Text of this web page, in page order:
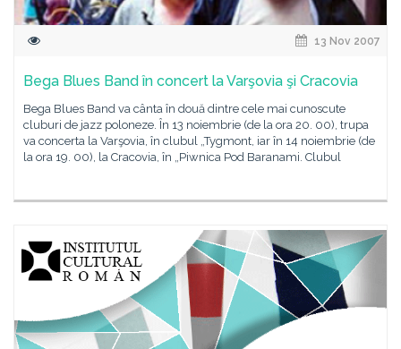
13 Nov 2007
Bega Blues Band în concert la Varşovia şi Cracovia
Bega Blues Band va cânta în două dintre cele mai cunoscute
cluburi de jazz poloneze. În 13 noiembrie (de la ora 20. 00), trupa
va concerta la Varşovia, în clubul „Tygmont, iar în 14 noiembrie (de
la ora 19. 00), la Cracovia, în „Piwnica Pod Baranami. Clubul